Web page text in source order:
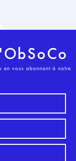
en vous abonnant à notre